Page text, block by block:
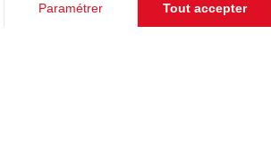
Paramétrer
Tout accepter